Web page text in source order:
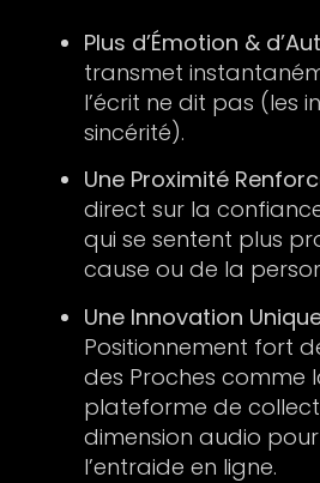
Plus d’Émotion &
transmet
l’écrit ne dit pas (les
sincérité).
Une Proximité
direct sur la
qui se sentent plus
cause ou de la
Une Innovation
Positionnement fort
des Proches comme
plateforme de
dimension audio
l’entraide en ligne.